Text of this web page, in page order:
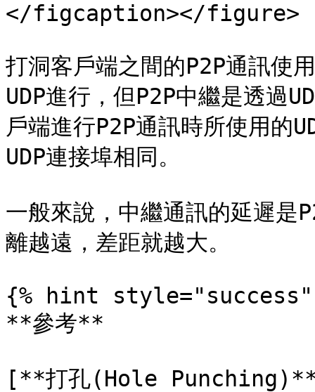
</figcaption></figure>
打洞客戶端之間的P2P通訊
UDP進行，但P2P中繼是透過
戶端進行P2P通訊時所使用的
UDP連接埠相同。
一般來說，中繼通訊的延遲是
離越遠，差距就越大。
{% hint style="success"
**參考**
[**打孔(Hole